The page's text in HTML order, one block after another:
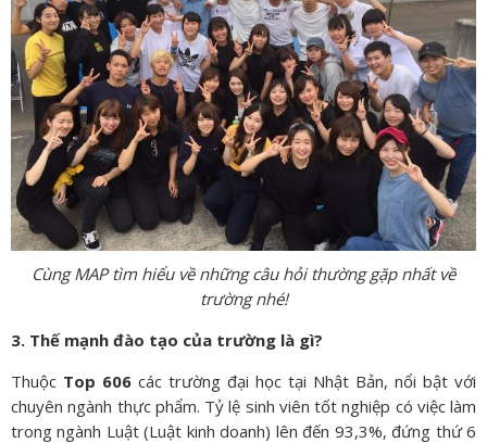
Cùng MAP tìm hiểu về những câu hỏi thường gặp nhất về
trường nhé!
3. Thế mạnh đào tạo của trường là gì?
Thuộc Top 606 các trường đại học tại Nhật Bản, nổi bật với
chuyên ngành thực phẩm. Tỷ lệ sinh viên tốt nghiệp có việc làm
trong ngành Luật (Luật kinh doanh) lên đến 93,3%, đứng thứ 6